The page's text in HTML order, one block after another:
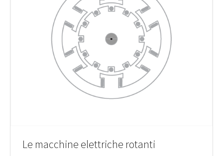
Le macchine elettriche rotanti